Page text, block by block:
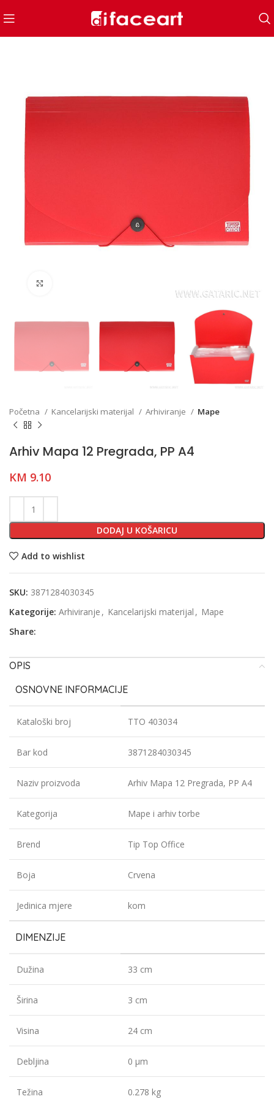
Početna Kancelarijski materijal Arhiviranje Mape
Arhiv Mapa 12 Pregrada, PP A4
KM 9.10
DODAJ U KOŠARICU
Add to wishlist
SKU: 3871284030345
Kategorije: Arhiviranje , Kancelarijski materijal , Mape
Share:
OPIS
OSNOVNE INFORMACIJE
Kataloški broj TTO 403034
Bar kod 3871284030345
Naziv proizvoda Arhiv Mapa 12 Pregrada, PP A4
Kategorija Mape i arhiv torbe
Brend Tip Top Office
Boja Crvena
Jedinica mjere kom
DIMENZIJE
Dužina 33 cm
Širina 3 cm
Visina 24 cm
Debljina 0 µm
Težina 0.278 kg